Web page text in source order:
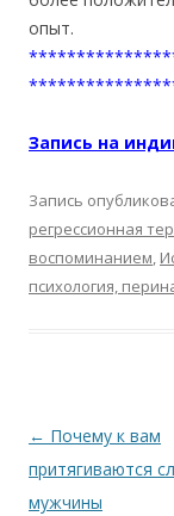
опыт.
Запись на
Запись
регрессионная
воспоминанием,
психология,
Навигация по
← Почему к вам
притягиваются
мужчины